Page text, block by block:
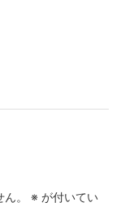
。 ※ が付いてい